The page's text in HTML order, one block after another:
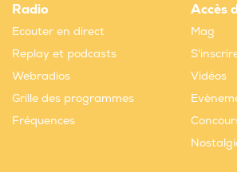
Radio
Ecouter en direct
Replay et podcasts
Webradios
Grille des programmes
Fréquences
Accès
Mag
Vidéos